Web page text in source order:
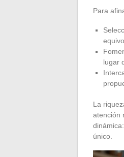
Para
lugar
La
atención
único.